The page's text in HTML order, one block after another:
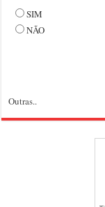
SIM
NÃO
Outras..